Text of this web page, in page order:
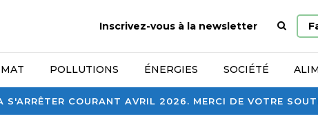
COURANT AVRIL 2026. MERCI DE VOTRE
Inscrivez-vous à la newsletter
Page
POLLUTIONS ÉNERGIES SOCIÉTÉ